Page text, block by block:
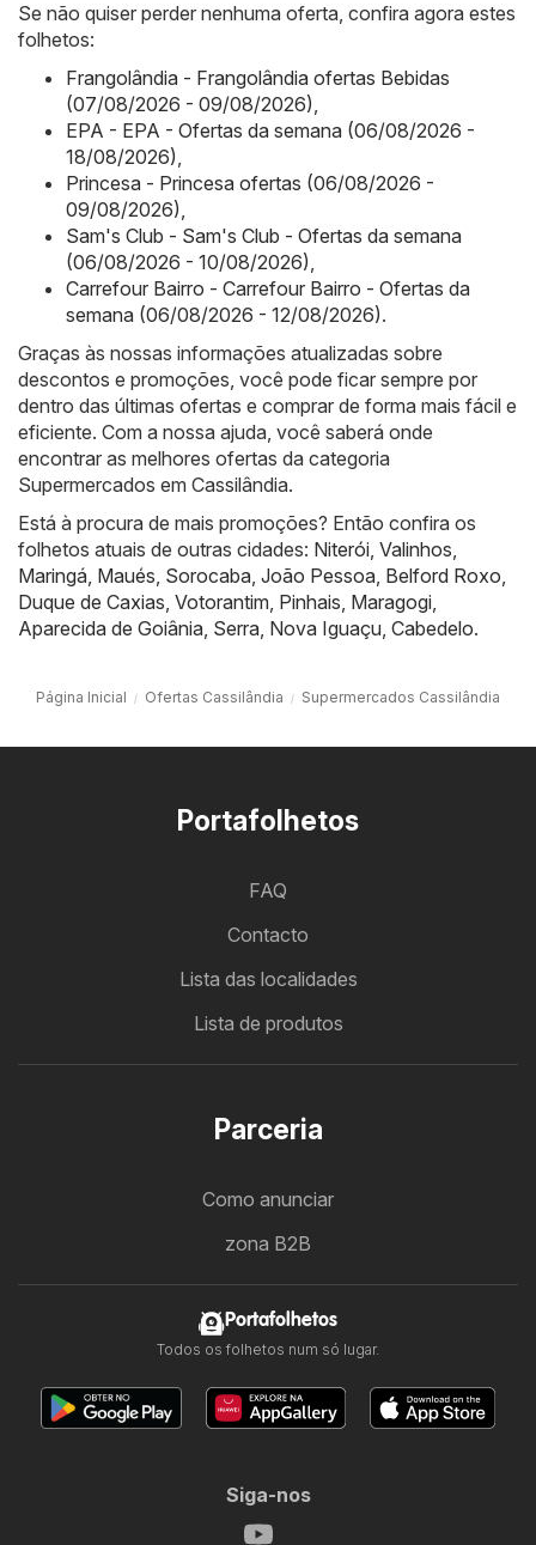
Se não quiser perder nenhuma oferta, confira agora estes
folhetos:
Frangolândia - Frangolândia ofertas Bebidas
(07/08/2026 - 09/08/2026),
EPA - EPA - Ofertas da semana (06/08/2026 -
18/08/2026),
Princesa - Princesa ofertas (06/08/2026 -
09/08/2026),
Sam's Club - Sam's Club - Ofertas da semana
(06/08/2026 - 10/08/2026),
Carrefour Bairro - Carrefour Bairro - Ofertas da
semana (06/08/2026 - 12/08/2026).
Graças às nossas informações atualizadas sobre
descontos e promoções, você pode ficar sempre por
dentro das últimas ofertas e comprar de forma mais fácil e
eficiente. Com a nossa ajuda, você saberá onde
encontrar as melhores ofertas da categoria
Supermercados em Cassilândia.
Está à procura de mais promoções? Então confira os
folhetos atuais de outras cidades: Niterói, Valinhos,
Maringá, Maués, Sorocaba, João Pessoa, Belford Roxo,
Duque de Caxias, Votorantim, Pinhais, Maragogi,
Aparecida de Goiânia, Serra, Nova Iguaçu, Cabedelo.
Página Inicial Ofertas Cassilândia Supermercados Cassilândia
Portafolhetos
FAQ
Contacto
Lista das localidades
Lista de produtos
Parceria
Como anunciar
zona B2B
Portafolhetos
Todos os folhetos num só lugar.
Siga-nos